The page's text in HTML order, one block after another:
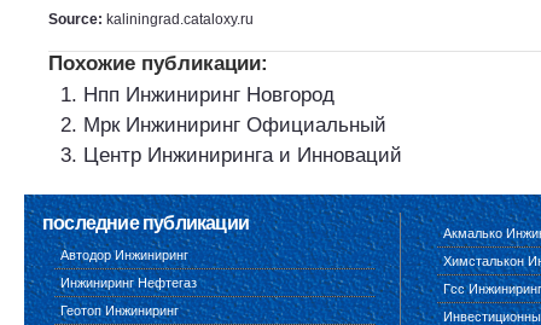
Source: kaliningrad.cataloxy.ru
Похожие публикации:
Нпп Инжиниринг Новгород
Мрк Инжиниринг Официальный
Центр Инжиниринга и Инноваций
последние публикации
Автодор Инжиниринг
Инжиниринг Нефтегаз
Геотоп Инжиниринг
Акмалько
Химсталькон
Гсс Инжиниринг